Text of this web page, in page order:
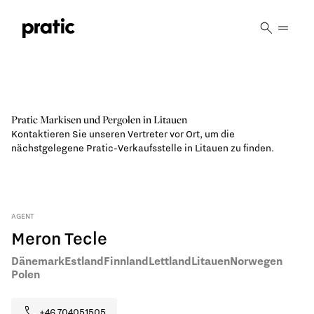
Pratic Markisen und Pergolen in Litauen
Kontaktieren Sie unseren Vertreter vor Ort, um die
nächstgelegene Pratic-Verkaufsstelle in Litauen zu finden.
AGENT
Meron Tecle
DänemarkEstlandFinnlandLettlandLitauenNorwegen
Polen